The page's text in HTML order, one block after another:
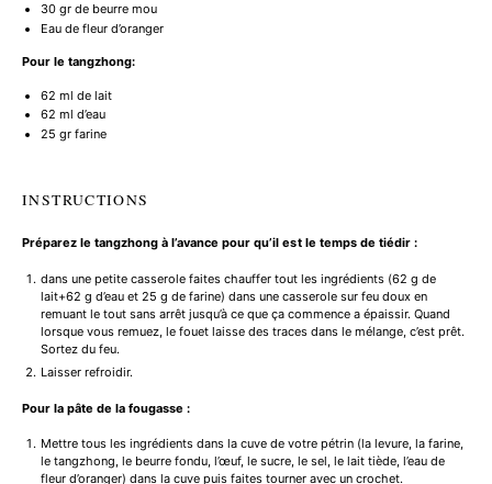
30gr de beurre mou
Eau de fleur d’oranger
Pour le tangzhong:
62 ml de lait
62 ml d’eau
25 gr farine
INSTRUCTIONS
Préparez le tangzhong à l’avance pour qu’il est le temps de tiédir :
dans une petite casserole faites chauffer tout les ingrédients (62 g de
lait+62 g d’eau et 25 g de farine) dans une casserole sur feu doux en
remuant le tout sans arrêt jusqu’à ce que ça commence a épaissir. Quand
lorsque vous remuez, le fouet laisse des traces dans le mélange, c’est prêt.
Sortez du feu.
Laisser refroidir.
Pour la pâte de la fougasse :
Mettre tous les ingrédients dans la cuve de votre pétrin (la levure, la farine,
le tangzhong, le beurre fondu, l’œuf, le sucre, le sel, le lait tiède, l’eau de
fleur d’oranger) dans la cuve puis faites tourner avec un crochet.